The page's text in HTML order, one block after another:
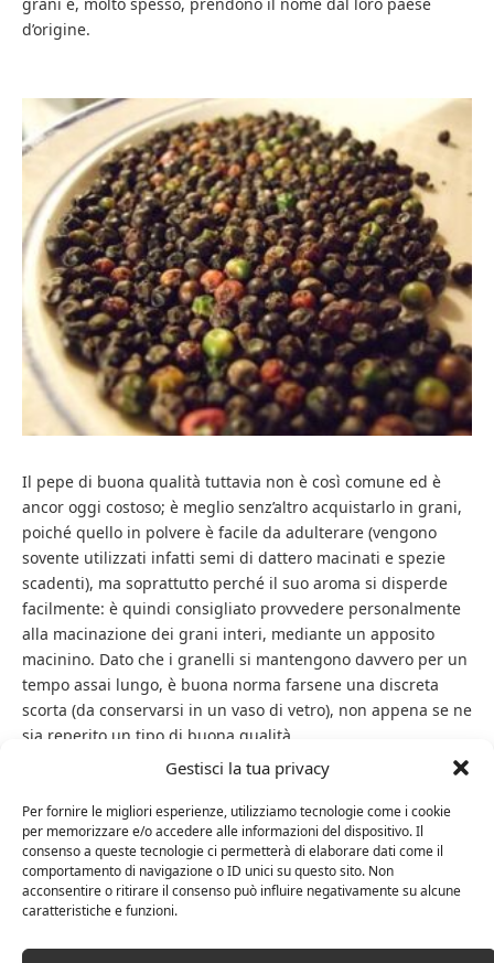
Gestisci la tua privacy
Per fornire le migliori esperienze, utilizziamo tecnologie come i cookie
per memorizzare e/o accedere alle informazioni del dispositivo. Il
consenso a queste tecnologie ci permetterà di elaborare dati come il
comportamento di navigazione o ID unici su questo sito. Non
acconsentire o ritirare il consenso può influire negativamente su alcune
caratteristiche e funzioni.
d’origine.
Il pepe di buona qualità tuttavia non è così comune ed è
ancor oggi costoso; è meglio senz’altro acquistarlo in grani,
poiché quello in polvere è facile da adulterare (vengono
sovente utilizzati infatti semi di dattero macinati e spezie
scadenti), ma soprattutto perché il suo aroma si disperde
facilmente: è quindi consigliato provvedere personalmente
alla macinazione dei grani interi, mediante un apposito
macinino. Dato che i granelli si mantengono davvero per un
tempo assai lungo, è buona norma farsene una discreta
scorta (da conservarsi in un vaso di vetro), non appena se ne
sia reperito un tipo di buona qualità.
Il pepe contiene un particolare alcaloide, la
quale costituisce uno stimolante che determina la
formazione di saliva e di succhi gastrici e, per questo, si
ritiene abbia un’ottima funzione digestiva; il suo sapore
piccante invece è dovuto ad una sostanza resinosa che non
è volatile.